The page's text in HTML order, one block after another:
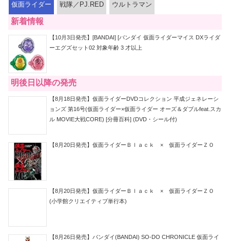
仮面ライダー 戦隊／PJ.RED ウルトラマン
新着情報
【10月3日発売】[BANDAI] [バンダイ 仮面ライダーマイス DXライダ
ーエグズセット02 対象年齢 3 才以上
明後日以降の発売
【8月18日発売】仮面ライダーDVDコレクション 平成ジェネレーシ
ョンズ 第16号(仮面ライダー×仮面ライダー オーズ＆ダブルfeat.スカ
ル MOVIE大戦CORE) [分冊百科] (DVD・シール付)
【8月20日発売】仮面ライダーＢｌａｃｋ × 仮面ライダーＺＯ
【8月20日発売】仮面ライダーＢｌａｃｋ × 仮面ライダーＺＯ
(小学館クリエイティブ単行本)
【8月26日発売】バンダイ(BANDAI) SO-DO CHRONICLE 仮面ライ